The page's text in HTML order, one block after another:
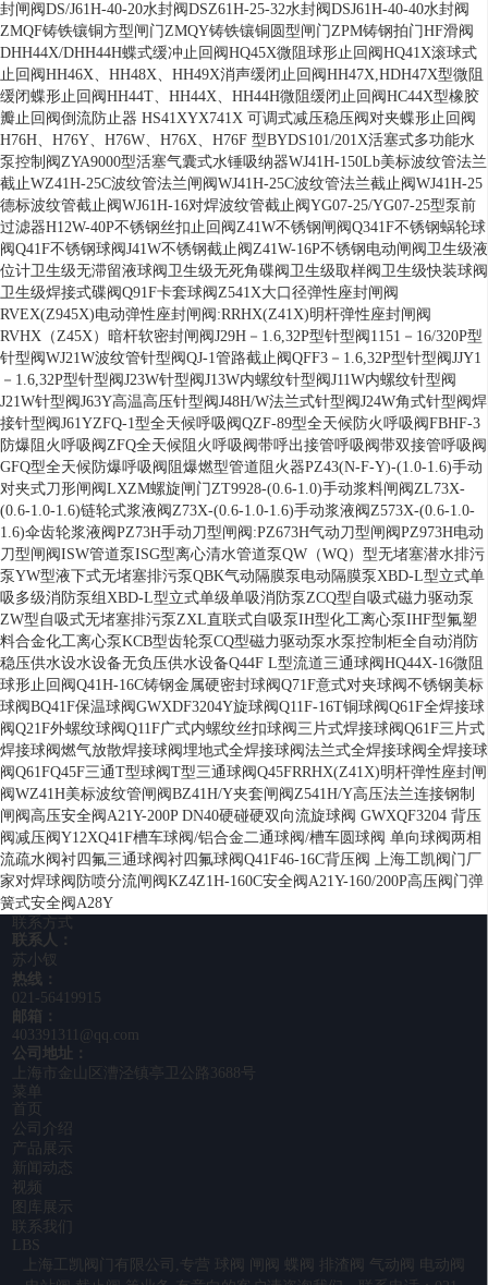
封闸阀DS/J61H-40-20水封阀DSZ61H-25-32水封阀DSJ61H-40-40水封阀
ZMQF铸铁镶铜方型闸门ZMQY铸铁镶铜圆型闸门ZPM铸钢拍门HF滑阀
DHH44X/DHH44H蝶式缓冲止回阀HQ45X微阻球形止回阀HQ41X滚球式
止回阀HH46X、HH48X、HH49X消声缓闭止回阀HH47X,HDH47X型微阻
缓闭蝶形止回阀HH44T、HH44X、HH44H微阻缓闭止回阀HC44X型橡胶
瓣止回阀倒流防止器 HS41XYX741X 可调式减压稳压阀对夹蝶形止回阀
H76H、H76Y、H76W、H76X、H76F 型BYDS101/201X活塞式多功能水
泵控制阀ZYA9000型活塞气囊式水锤吸纳器WJ41H-150Lb美标波纹管法兰
截止WZ41H-25C波纹管法兰闸阀WJ41H-25C波纹管法兰截止阀WJ41H-25
德标波纹管截止阀WJ61H-16对焊波纹管截止阀YG07-25/YG07-25型泵前
过滤器H12W-40P不锈钢丝扣止回阀Z41W不锈钢闸阀Q341F不锈钢蜗轮球
阀Q41F不锈钢球阀J41W不锈钢截止阀Z41W-16P不锈钢电动闸阀卫生级液
位计卫生级无滞留液球阀卫生级无死角碟阀卫生级取样阀卫生级快装球阀
卫生级焊接式碟阀Q91F卡套球阀Z541X大口径弹性座封闸阀
RVEX(Z945X)电动弹性座封闸阀 :RRHX(Z41X)明杆弹性座封闸阀
RVHX（Z45X）暗杆软密封闸阀J29H－1.6,32P型针型阀 1151－16/320P型
针型阀WJ21W波纹管针型阀QJ-1管路截止阀QFF3－1.6,32P型针型阀JJY1
－1.6,32P型针型阀J23W针型阀J13W内螺纹针型阀J11W内螺纹针型阀
J21W针型阀J63Y高温高压针型阀J48H/W法兰式针型阀J24W角式针型阀焊
接针型阀J61YZFQ-1型全天候呼吸阀QZF-89型全天候防火呼吸阀FBHF-3
防爆阻火呼吸阀ZFQ全天候阻火呼吸阀带呼出接管呼吸阀带双接管呼吸阀
GFQ型全天候防爆呼吸阀 阻爆燃型管道阻火器PZ43(N-F-Y)-(1.0-1.6)手动
对夹式刀形闸阀LXZM螺旋闸门ZT9928-(0.6-1.0)手动浆料闸阀ZL73X-
(0.6-1.0-1.6)链轮式浆液阀Z73X-(0.6-1.0-1.6)手动浆液阀Z573X-(0.6-1.0-
1.6)伞齿轮浆液阀PZ73H手动刀型闸阀 :PZ673H气动刀型闸阀PZ973H电动
刀型闸阀ISW管道泵ISG型离心清水管道泵QW（WQ）型无堵塞潜水排污
泵YW型液下式无堵塞排污泵QBK气动隔膜泵 电动隔膜泵XBD-L型立式单
吸多级消防泵组 XBD-L型立式单级单吸消防泵ZCQ型自吸式磁力驱动泵
ZW型自吸式无堵塞排污泵ZXL直联式自吸泵IH型化工离心泵IHF型氟塑
料合金化工离心泵KCB型齿轮泵CQ型磁力驱动泵水泵控制柜全自动消防
稳压供水设水设备无负压供水设备Q44F L型流道三通球阀HQ44X-16微阻
球形止回阀Q41H-16C铸钢金属硬密封球阀Q71F意式对夹球阀不锈钢美标
球阀BQ41F保温球阀GWXDF3204Y旋球阀Q11F-16T铜球阀Q61F全焊接球
阀Q21F外螺纹球阀Q11F广式内螺纹丝扣球阀三片式焊接球阀Q61F三片式
焊接球阀燃气放散焊接球阀埋地式全焊接球阀法兰式全焊接球阀全焊接球
阀Q61FQ45F三通T型球阀T型三通球阀Q45FRRHX(Z41X)明杆弹性座封闸
阀WZ41H美标波纹管闸阀BZ41H/Y夹套闸阀Z541H/Y高压法兰连接钢制
闸阀高压安全阀A21Y-200P DN40硬碰硬双向流旋球阀 GWXQF3204 背压
阀减压阀Y12XQ41F槽车球阀/铝合金二通球阀/槽车圆球阀 单向球阀 两相
流疏水阀衬四氟三通球阀衬四氟球阀Q41F46-16C背压阀 上海工凯阀门厂
家对焊球阀 防喷分流闸阀KZ4Z1H-160C安全阀A21Y-160/200P高压阀门弹
簧式安全阀A28Y
联系方式
联系人：
苏小钗
热线：
021-56419915
邮箱：
403391311@qq.com
公司地址：
上海市金山区漕泾镇亭卫公路3688号
菜单
首页
公司介绍
产品展示
新闻动态
视频
图库展示
联系我们
LBS
上海工凯阀门有限公司,专营
球阀 闸阀 蝶阀 排渣阀 气动阀 电动阀